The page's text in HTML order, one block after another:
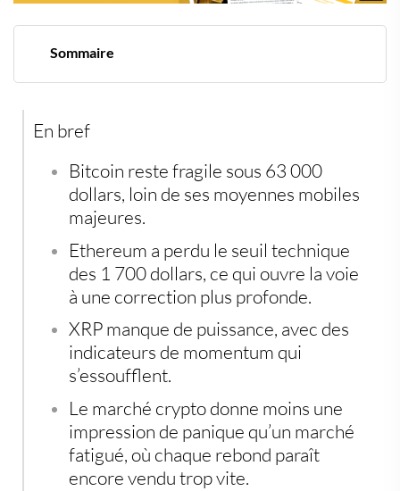
Sommaire
XRP manque de relais malgré une baisse déjà avancée
rebond facile
En bref
Bitcoin reste fragile sous 63 000
dollars, loin de ses moyennes mobiles
majeures.
Ethereum a perdu le seuil technique
des 1 700 dollars, ce qui ouvre la voie
à une correction plus profonde.
XRP manque de puissance, avec des
indicateurs de momentum qui
s’essoufflent.
Le marché crypto donne moins une
impression de panique qu’un marché
fatigué, où chaque rebond paraît
encore vendu trop vite.